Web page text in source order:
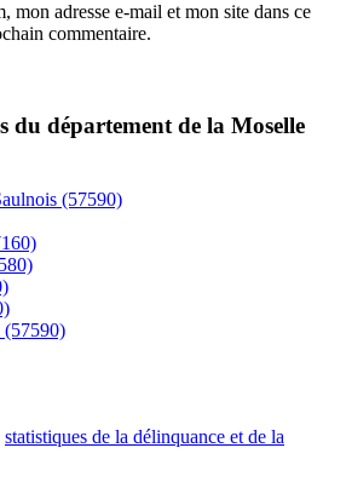
mon adresse e-mail et mon site dans ce
commentaire.
du département de la Moselle
(57590)
statistiques de la délinquance et de la